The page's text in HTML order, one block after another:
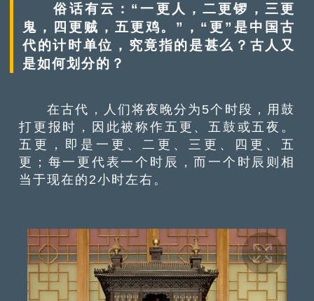
俗话有云：“一更人，二更锣，三更
鬼，四更贼，五更鸡。”，“更”是中国古
代的计时单位，究竟指的是甚么？古人又
是如何划分的？
在古代，人们将夜晚分为5个时段，用鼓
打更报时，因此被称作五更、五鼓或五夜。
五更，即是一更、二更、三更、四更、五
更；每一更代表一个时辰，而一个时辰则相
当于现在的2小时左右。